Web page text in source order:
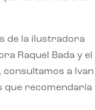
de la ilustradora
Raquel Bada y el
consultamos a Ivan
que recomendaría